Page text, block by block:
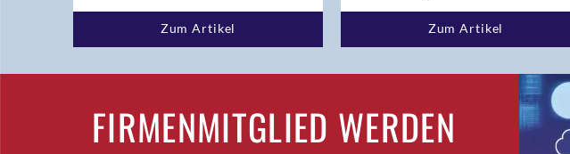
Zum Artikel Zum Artikel
FIRMENMITGLIED WERDEN